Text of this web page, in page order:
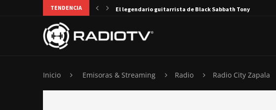
TENDENCIA El legendario guitarrista de Black Sabbath Tony Iommi...
Inicio Emisoras & Streaming Radio Radio City Zapala